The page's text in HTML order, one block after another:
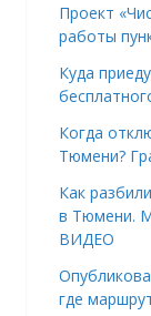
Проект
работы
Куда
Когда
Тюмени?
Как
в Тюмени.
ВИДЕО
где